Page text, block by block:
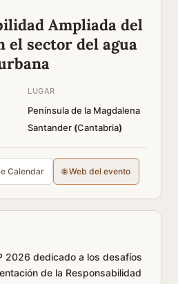
Ampliada del
el sector del agua
LUGAR
Península de la Magdalena
Santander (Cantabria)
Calendar 🌐 Web del evento
2026 dedicado a los desafíos
de la Responsabilidad